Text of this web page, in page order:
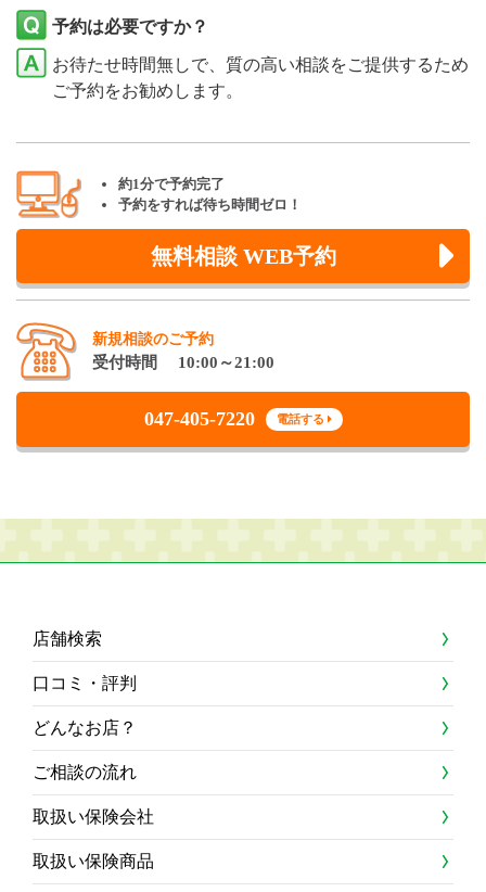
予約は必要ですか？
お待たせ時間無しで、質の高い相談をご提供するため
ご予約をお勧めします。
約1分で予約完了
予約をすれば待ち時間ゼロ！
無料相談 WEB予約
新規相談のご予約
受付時間 10:00～21:00
047-405-7220 電話する
店舗検索
口コミ・評判
どんなお店？
ご相談の流れ
取扱い保険会社
取扱い保険商品